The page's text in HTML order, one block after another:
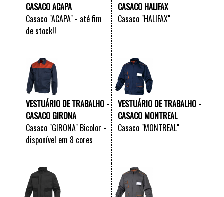
CASACO ACAPA
Casaco "ACAPA" - até fim
de stock!!
CASACO HALIFAX
Casaco "HALIFAX"
VESTUÁRIO DE TRABALHO -
CASACO GIRONA
Casaco "GIRONA" Bicolor -
disponível em 8 cores
VESTUÁRIO DE TRABALHO -
CASACO MONTREAL
Casaco "MONTREAL"